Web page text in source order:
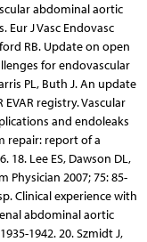
abdominal aortic
Eur J Vasc Endovasc
RB. Update on open
for endovascular
PL, Buth J. An update
registry. Vascular
and endoleaks
repair: report of a
18. Lee ES, Dawson DL,
Physician 2007; 75: 85-
Clinical experience with
abdominal aortic
1942. 20. Szmidt J,